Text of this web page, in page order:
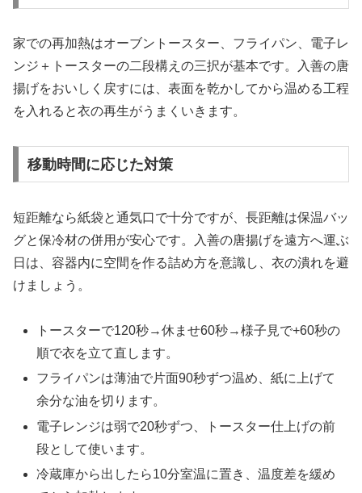
家での再加熱はオーブントースター、フライパン、電子レ
ンジ＋トースターの二段構えの三択が基本です。入善の唐
揚げをおいしく戻すには、表面を乾かしてから温める工程
を入れると衣の再生がうまくいきます。
移動時間に応じた対策
短距離なら紙袋と通気口で十分ですが、長距離は保温バッ
グと保冷材の併用が安心です。入善の唐揚げを遠方へ運ぶ
日は、容器内に空間を作る詰め方を意識し、衣の潰れを避
けましょう。
トースターで120秒→休ませ60秒→様子見で+60秒の
順で衣を立て直します。
フライパンは薄油で片面90秒ずつ温め、紙に上げて
余分な油を切ります。
電子レンジは弱で20秒ずつ、トースター仕上げの前
段として使います。
冷蔵庫から出したら10分室温に置き、温度差を緩め